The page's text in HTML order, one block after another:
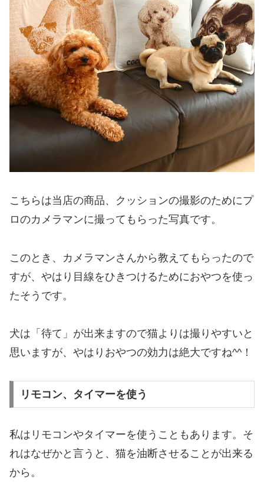
こちらは当店の商品、クッションの撮影のためにプ
ロのカメラマンに撮ってもらった写真です。
このとき、カメラマンさんから教えてもらったので
すが、やはり目線をひきつけるためにおやつを使っ
たそうです。
犬は「待て」が出来ますので猫よりは撮りやすいと
思いますが、やはりおやつの効力は絶大ですね^^！
リモコン、タイマーを使う
私はリモコンやタイマーを使うこともあります。そ
れはなぜかと言うと、猫を油断させることが出来る
から。